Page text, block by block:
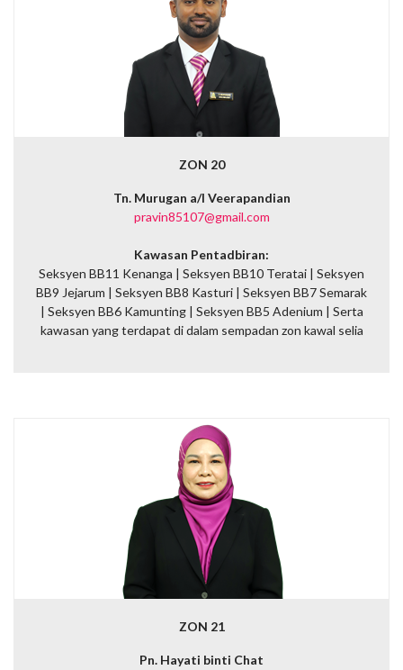
ZON 20
Tn. Murugan a/l Veerapandian
pravin85107@gmail.com
Kawasan Pentadbiran:
Seksyen BB11 Kenanga | Seksyen BB10 Teratai | Seksyen
BB9 Jejarum | Seksyen BB8 Kasturi | Seksyen BB7 Semarak
| Seksyen BB6 Kamunting | Seksyen BB5 Adenium | Serta
kawasan yang terdapat di dalam sempadan zon kawal selia
ZON 21
Pn. Hayati binti Chat